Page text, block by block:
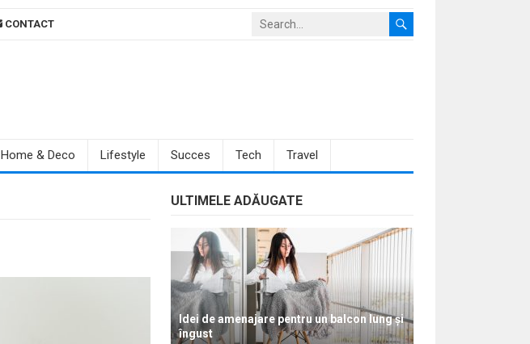
CONTACT
Home & Deco Lifestyle Succes Tech Travel
ULTIMELE ADĂUGATE
Idei de amenajare pentru un balcon lung și
îngust